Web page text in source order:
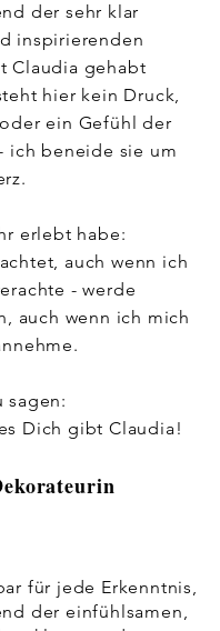
der sehr klar
inspirierenden
Claudia gehabt
hier kein Druck,
ein Gefühl der
ich beneide sie um
erlebt habe:
auch wenn ich
- werde
auch wenn ich mich
sagen:
Dich gibt Claudia!
für jede Erkenntnis,
der einfühlsamen,